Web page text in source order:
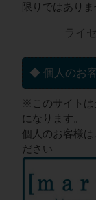
限りではありま
ライ
◆ 個人のお
※このサイトは
になります。
個人のお客様は
ださい